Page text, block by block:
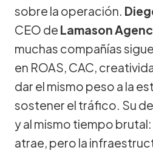
sobre la operación.
CEO de Lamason
muchas compañías
en ROAS, CAC,
dar el mismo peso a la
sostener el tráfico. Su
y al mismo tiempo
atrae, pero la